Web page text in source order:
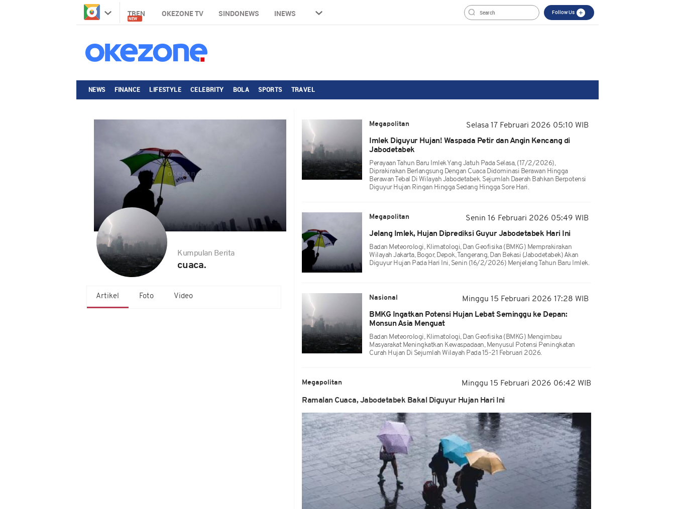
TREN
NEW
OKEZONE TV SINDONEWS INEWS Follow Us
NEWS FINANCE LIFESTYLE CELEBRITY BOLA SPORTS TRAVEL
Kumpulan Berita
cuaca.
Artikel Foto Video
Megapolitan
Selasa 17 Februari 2026 05:10 WIB
Imlek Diguyur Hujan! Waspada Petir dan Angin Kencang di
Jabodetabek
Perayaan Tahun Baru Imlek Yang Jatuh Pada Selasa, (17/2/2026),
Diprakirakan Berlangsung Dengan Cuaca Didominasi Berawan Hingga
Berawan Tebal Di Wilayah Jabodetabek. Sejumlah Daerah Bahkan Berpotensi
Diguyur Hujan Ringan Hingga Sedang Hingga Sore Hari.
Megapolitan
Senin 16 Februari 2026 05:49 WIB
Jelang Imlek, Hujan Diprediksi Guyur Jabodetabek Hari Ini
Badan Meteorologi, Klimatologi, Dan Geofisika (BMKG) Memprakirakan
Wilayah Jakarta, Bogor, Depok, Tangerang, Dan Bekasi (Jabodetabek) Akan
Diguyur Hujan Pada Hari Ini, Senin (16/2/2026) Menjelang Tahun Baru Imlek.
Nasional
Minggu 15 Februari 2026 17:28 WIB
BMKG Ingatkan Potensi Hujan Lebat Seminggu ke Depan:
Monsun Asia Menguat
Badan Meteorologi, Klimatologi, Dan Geofisika (BMKG) Mengimbau
Masyarakat Meningkatkan Kewaspadaan, Menyusul Potensi Peningkatan
Curah Hujan Di Sejumlah Wilayah Pada 15-21 Februari 2026.
Megapolitan Minggu 15 Februari 2026 06:42 WIB
Ramalan Cuaca, Jabodetabek Bakal Diguyur Hujan Hari Ini